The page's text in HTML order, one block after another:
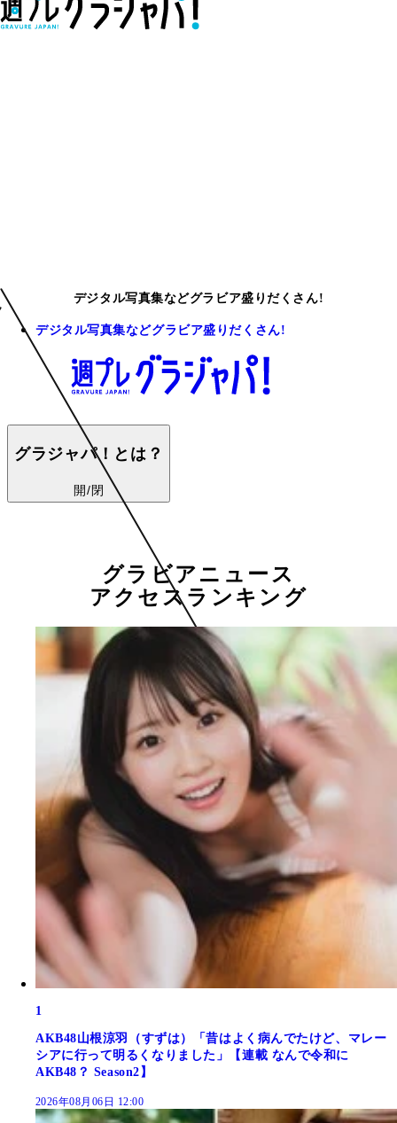
デジタル写真集などグラビア盛りだくさん!
デジタル写真集などグラビア盛りだくさん!
グラジャパ！とは？
開/閉
グラビアニュース
アクセスランキング
1
AKB48山根涼羽（すずは）「昔はよく病んでたけど、マレー
シアに行って明るくなりました」【連載 なんで令和に
AKB48？ Season2】
2026年08月06日 12:00